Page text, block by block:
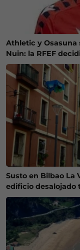
Athletic y Osasuna
Nuin: la RFEF
Susto en Bilbao La
edificio desalojado